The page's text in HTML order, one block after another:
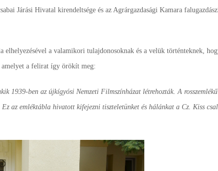
Járási Hivatal kirendeltsége és az Agrárgazdasági Kamara
a valamikori tulajdonosoknak és a velük történteknek,
a felirat így örökít meg:
1939-ben az újkígyósi Nemzeti Filmszínházat létrehozták. A
az emléktábla hivatott kifejezni tiszteletünket és hálánkat a Cz. Kiss